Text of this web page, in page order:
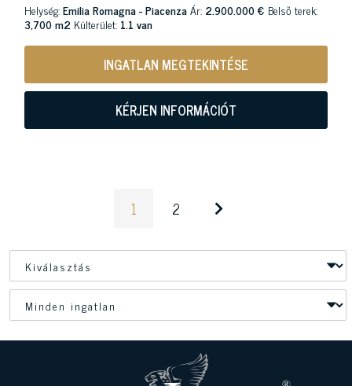
Helység:Emilia Romagna - PiacenzaÁr: 2.900.000 € Belső terek:
3,700 m2 Külterület: 1.1 van
INGATLAN MEGTEKINTÉSE
KÉRJEN INFORMÁCIÓT
1 2